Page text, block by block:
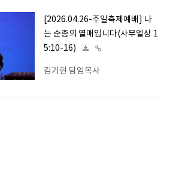
[2026.04.26-주일축제예배] 나
는 순종의 열매입니다(사무엘상 1
5:10-16)
김기현 담임목사